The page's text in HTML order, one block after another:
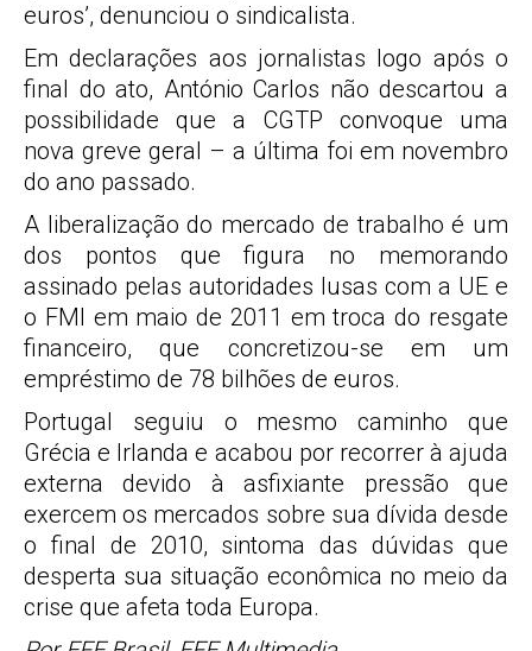
euros’, denunciou o sindicalista.
Em declarações aos jornalistas logo após o
final do ato, António Carlos não descartou a
possibilidade que a CGTP convoque uma
nova greve geral – a última foi em novembro
do ano passado.
A liberalização do mercado de trabalho é um
dos pontos que figura no memorando
assinado pelas autoridades lusas com a UE e
o FMI em maio de 2011 em troca do resgate
financeiro, que concretizou-se em um
empréstimo de 78 bilhões de euros.
Portugal seguiu o mesmo caminho que
Grécia e Irlanda e acabou por recorrer à ajuda
externa devido à asfixiante pressão que
exercem os mercados sobre sua dívida desde
o final de 2010, sintoma das dúvidas que
desperta sua situação econômica no meio da
crise que afeta toda Europa.